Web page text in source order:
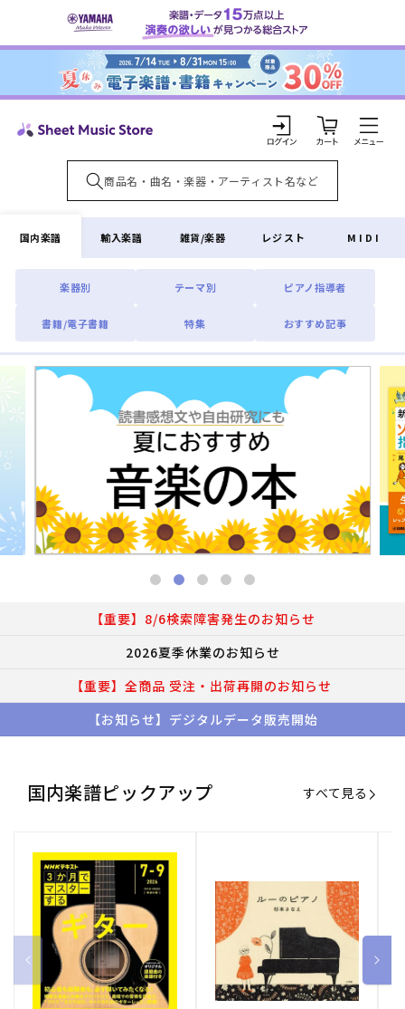
ンツに
ロ
グ
イ
ン
カ
ー
ト
国内楽譜
楽器別 テーマ別 ピアノ指導者
書籍/電子書籍 特集 おすすめ記事
輸入楽譜 雑貨/楽器 レジスト MIDI
【重要】8/6検索障害発生のお知らせ
2026夏季休業のお知らせ
【重要】全商品 受注・出荷再開のお知らせ
【お知らせ】デジタルデータ販売開始
国内楽譜ピックアップ すべて見る